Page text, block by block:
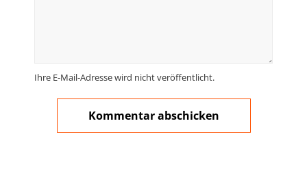
Ihre E-Mail-Adresse wird nicht veröffentlicht.